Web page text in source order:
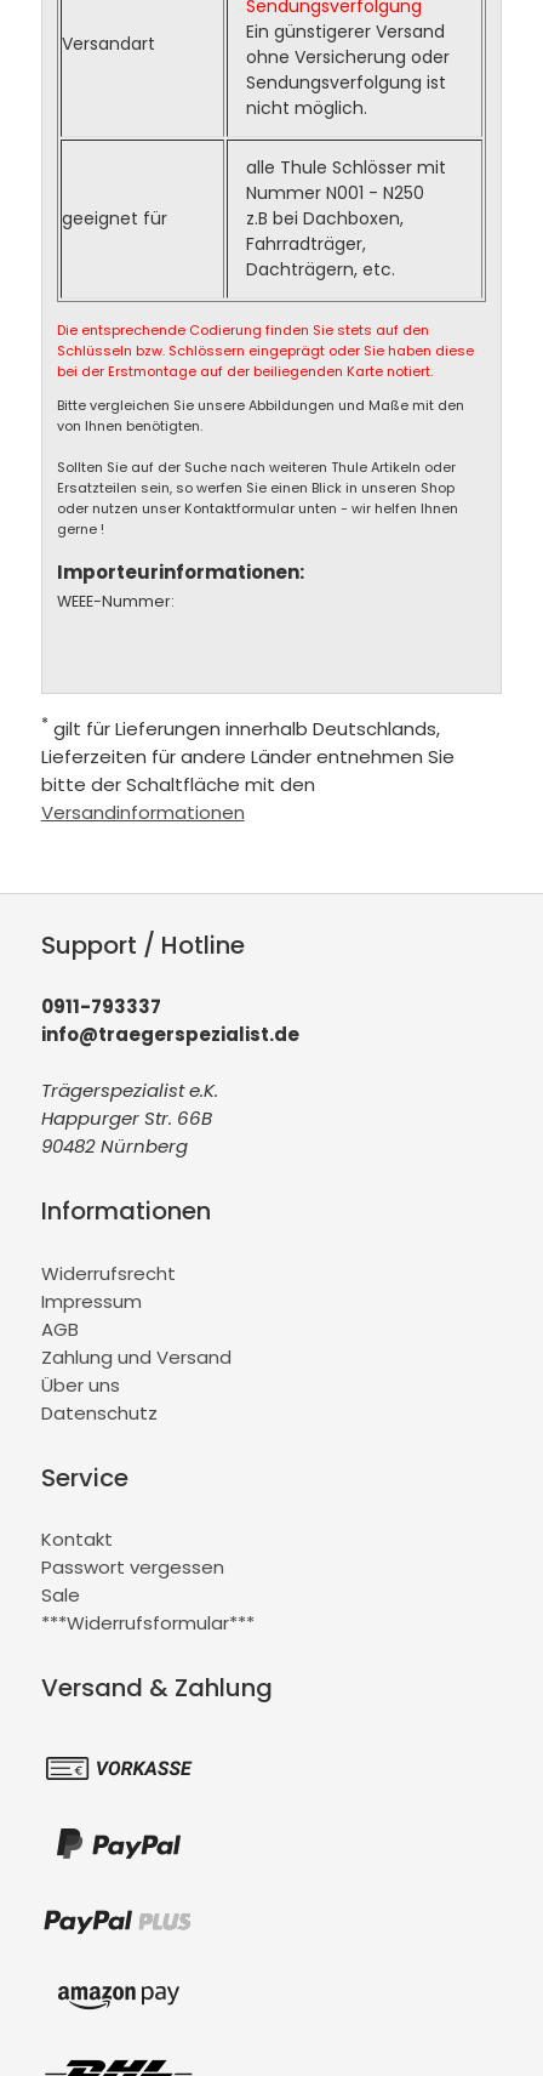
Versandart
Sendungsverfolgung
Ein günstigerer Versand
ohne Versicherung oder
Sendungsverfolgung ist
nicht möglich.
geeignet für
alle Thule Schlösser mit
Nummer N001 - N250
z.B bei Dachboxen,
Fahrradträger,
Dachträgern, etc.
Die entsprechende Codierung finden Sie stets auf den
Schlüsseln bzw. Schlössern eingeprägt oder Sie haben diese
bei der Erstmontage auf der beiliegenden Karte notiert.
Bitte vergleichen Sie unsere Abbildungen und Maße mit den
von Ihnen benötigten.
Sollten Sie auf der Suche nach weiteren Thule Artikeln oder
Ersatzteilen sein, so werfen Sie einen Blick in unseren Shop
oder nutzen unser Kontaktformular unten - wir helfen Ihnen
gerne !
Importeurinformationen:
WEEE-Nummer:
* gilt für Lieferungen innerhalb Deutschlands,
Lieferzeiten für andere Länder entnehmen Sie
bitte der Schaltfläche mit den
Versandinformationen
Support / Hotline
0911-793337
info@traegerspezialist.de
Trägerspezialist e.K.
Happurger Str. 66B
90482 Nürnberg
Informationen
Widerrufsrecht
Impressum
AGB
Zahlung und Versand
Über uns
Datenschutz
Service
Kontakt
Passwort vergessen
Sale
***Widerrufsformular***
Versand & Zahlung